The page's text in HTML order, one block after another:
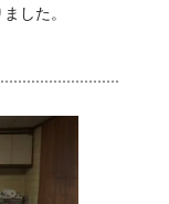
した。